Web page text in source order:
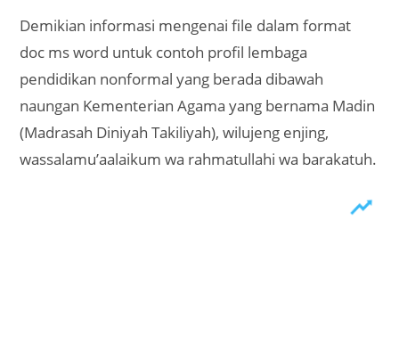
Demikian informasi mengenai file dalam format
doc ms word untuk contoh profil lembaga
pendidikan nonformal yang berada dibawah
naungan Kementerian Agama yang bernama Madin
(Madrasah Diniyah Takiliyah), wilujeng enjing,
wassalamu’aalaikum wa rahmatullahi wa barakatuh.